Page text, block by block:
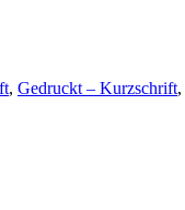
, Gedruckt – Kurzschrift,